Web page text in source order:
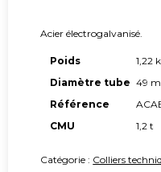
Acier électrogalvanisé.
Poids
1,22
Diamètre tube 49
Référence
CMU
1,2 t
Catégorie : Colliers